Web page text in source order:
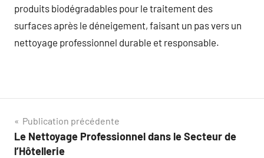
produits biodégradables pour le traitement des
surfaces après le déneigement, faisant un pas vers un
nettoyage professionnel durable et responsable.
Navigation
de
Publication précédente
Le Nettoyage Professionnel dans le Secteur de
l’Hôtellerie